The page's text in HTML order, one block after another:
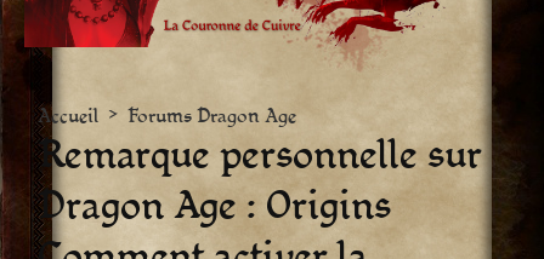
Accueil > Forums Dragon Age
Remarque personnelle sur
Dragon Age : Origins 